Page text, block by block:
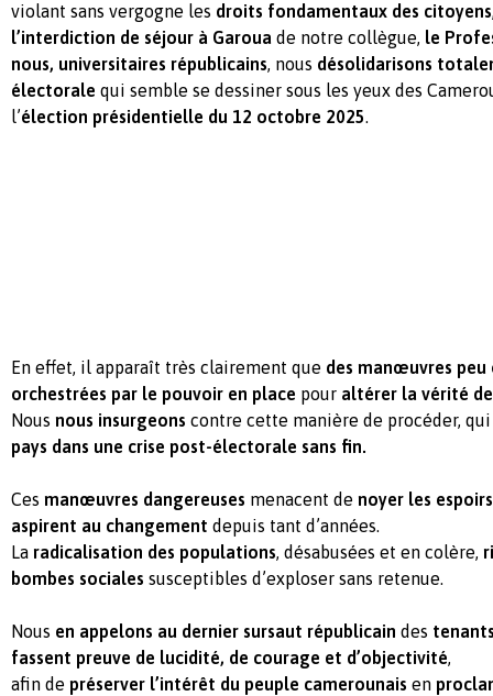
violant sans vergogne les droits fondamentaux des citoyens
l’interdiction de séjour à Garoua de notre collègue, le
nous, universitaires républicains, nous désolidarisons
électorale qui semble se dessiner sous les yeux des
l’élection présidentielle du 12 octobre 2025.
En effet, il apparaît très clairement que des manœuvres
orchestrées par le pouvoir en place pour altérer la vérité
Nous nous insurgeons contre cette manière de procéder,
pays dans une crise post-électorale sans fin.
Ces manœuvres dangereuses menacent de noyer les espoirs
aspirent au changement depuis tant d’années.
La radicalisation des populations, désabusées et en colère,
bombes sociales susceptibles d’exploser sans retenue.
Nous en appelons au dernier sursaut républicain des
fassent preuve de lucidité, de courage et d’objectivité,
afin de préserver l’intérêt du peuple camerounais en